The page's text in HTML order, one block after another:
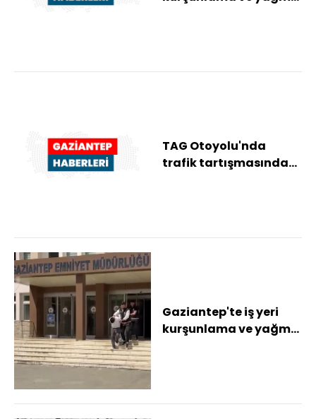
TAG Otoyolu'nda
trafik tartışmasında
Gaziantep'te iş yeri
kurşunlama ve yağma